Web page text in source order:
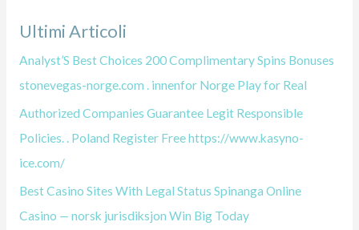
Ultimi Articoli
Analyst’S Best Choices 200 Complimentary Spins Bonuses
stonevegas-norge.com . innenfor Norge Play for Real
Authorized Companies Guarantee Legit Responsible
Policies. . Poland Register Free https://www.kasyno-
ice.com/
Best Casino Sites With Legal Status Spinanga Online
Casino — norsk jurisdiksjon Win Big Today